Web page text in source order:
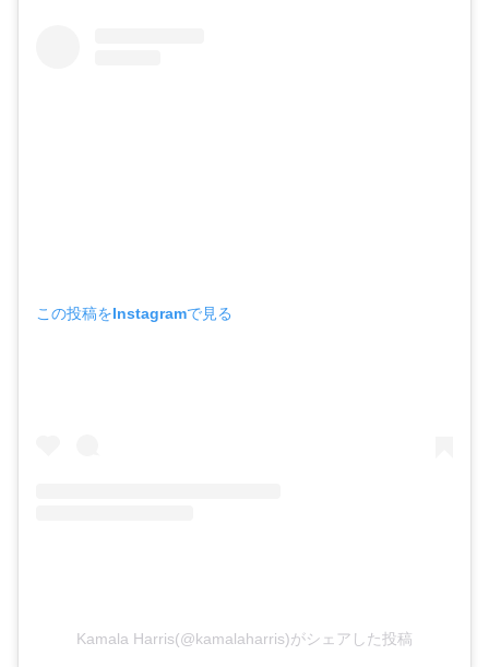
この投稿をInstagramで見る
Kamala Harris(@kamalaharris)がシェアした投稿